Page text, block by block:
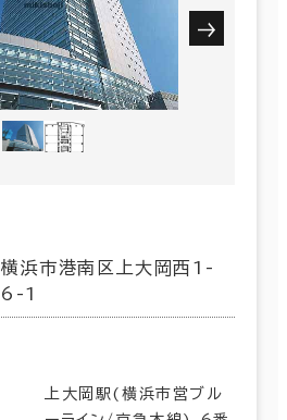
横浜市港南区上大岡西1-
6-1
上大岡駅(横浜市営ブル